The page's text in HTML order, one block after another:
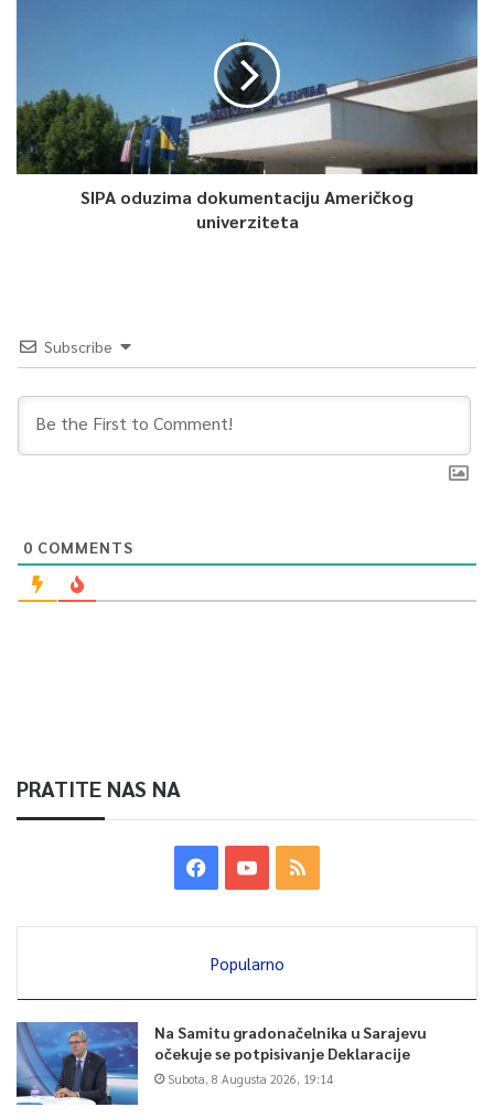
SIPA oduzima dokumentaciju Američkog
univerziteta
Subscribe
0 COMMENTS
PRATITE NAS NA
Popularno
Na Samitu gradonačelnika u Sarajevu
očekuje se potpisivanje Deklaracije
Subota, 8 Augusta 2026, 19:14